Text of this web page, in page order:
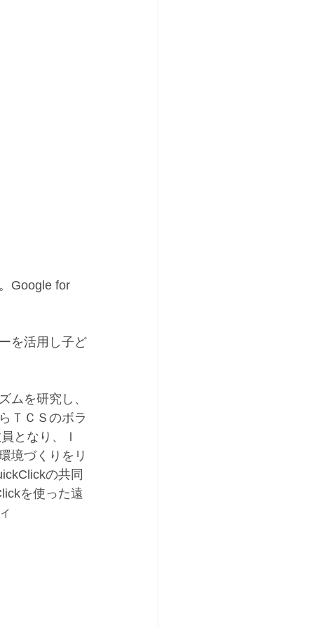
Google for
を活用し子ど
ムを研究し、
ＴＣＳのボラ
となり、Ｉ
境づくりをリ
の共同
を使った遠